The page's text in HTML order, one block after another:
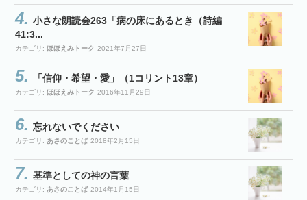
小さな朗読会263「病の床にあるとき（詩編
41:3...
カテゴリ: ほほえみトーク 2021年7月27日
「信仰・希望・愛」（1コリント13章）
カテゴリ: ほほえみトーク 2016年11月29日
忘れないでください
カテゴリ: あさのことば 2018年2月15日
基準としての神の言葉
カテゴリ: あさのことば 2014年1月15日